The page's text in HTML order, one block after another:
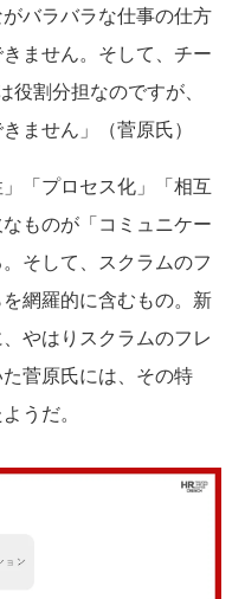
バラバラな仕事の仕方
ません。そして、チー
割分担なのですが、
ません」（菅原氏）
「プロセス化」「相互
ものが「コミュニケー
そして、スクラムのフ
網羅的に含むもの。新
やはりスクラムのフレ
菅原氏には、その特
うだ。